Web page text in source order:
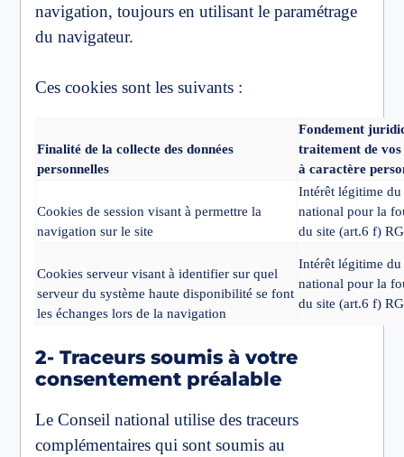
navigation, toujours en utilisant le paramétrage
du navigateur.
Ces cookies sont les suivants :
Finalité de la collecte des données
personnelles
Fondement
traitement de vos
à caractère
Cookies de session visant à permettre la
navigation sur le site
Intérêt légitime
national pour la
du site (art.6 f)
Cookies serveur visant à identifier sur quel
serveur du système haute disponibilité se font
les échanges lors de la navigation
Intérêt légitime
national pour la
du site (art.6 f)
2- Traceurs soumis à votre
consentement préalable
Le Conseil national utilise des traceurs
complémentaires qui sont soumis au